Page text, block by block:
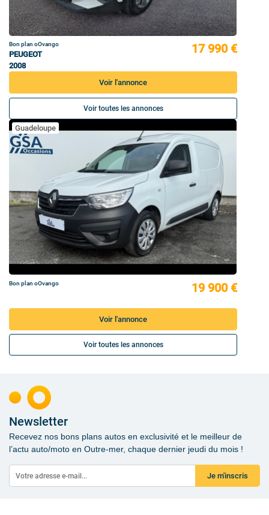
Bon plan oOvango
PEUGEOT
2008
17 990 €
Voir l'annonce
Voir toutes les annonces
Guadeloupe
Bon plan oOvango 19 900 €
Voir l'annonce
Voir toutes les annonces
Newsletter
Recevez nos bons plans autos en exclusivité et le meilleur de
l’actu auto/moto en Outre-mer, chaque dernier jeudi du mois !
Je m'inscris